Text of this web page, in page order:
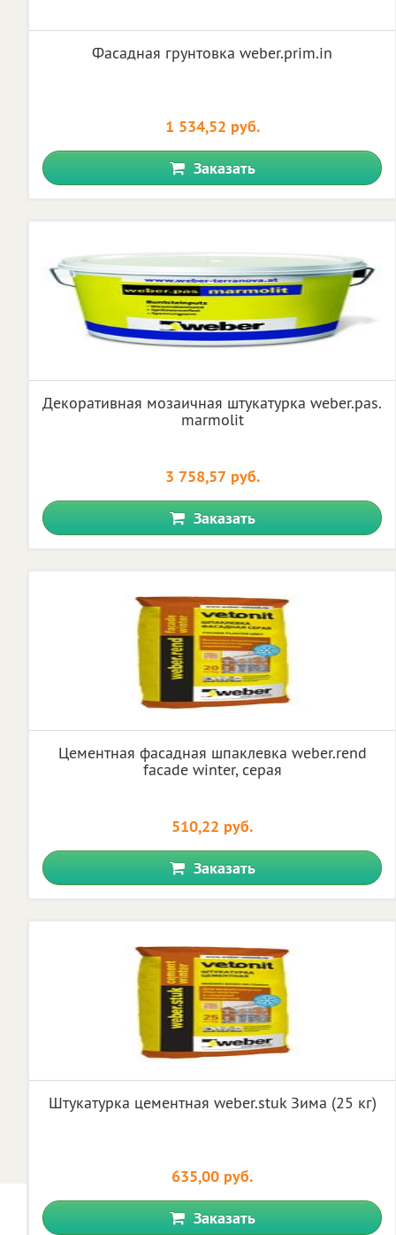
Фасадная грунтовка weber.prim.in
1 534,52 руб.
Заказать
Декоративная мозаичная штукатурка weber.pas.
marmolit
3 758,57 руб.
Заказать
Цементная фасадная шпаклевка weber.rend
facade winter, серая
510,22 руб.
Заказать
Штукатурка цементная weber.stuk Зима (25 кг)
635,00 руб.
Заказать